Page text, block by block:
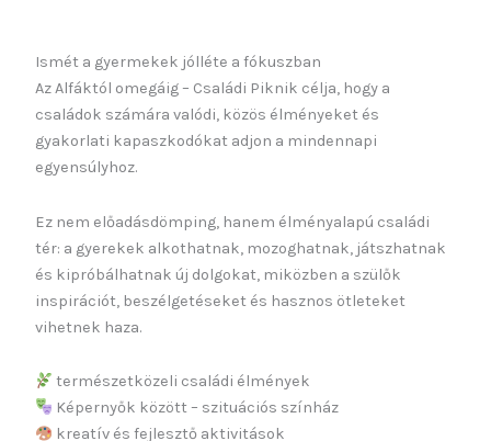
Ismét a gyermekek jólléte a fókuszban
Az Alfáktól omegáig – Családi Piknik célja, hogy a
családok számára valódi, közös élményeket és
gyakorlati kapaszkodókat adjon a mindennapi
egyensúlyhoz.
Ez nem előadásdömping, hanem élményalapú családi
tér: a gyerekek alkothatnak, mozoghatnak, játszhatnak
és kipróbálhatnak új dolgokat, miközben a szülők
inspirációt, beszélgetéseket és hasznos ötleteket
vihetnek haza.
természetközeli családi élmények
Képernyők között – szituációs színház
kreatív és fejlesztő aktivitások